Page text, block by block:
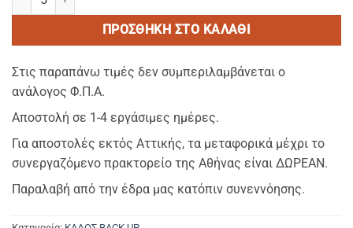
ΠΡΟΣΘΉΚΗ ΣΤΟ ΚΑΛΆΘΙ
Στις παραπάνω τιμές δεν συμπεριλαμβάνεται ο
ανάλογος Φ.Π.Α.
Αποστολή σε 1-4 εργάσιμες ημέρες.
Για αποστολές εκτός Αττικής, τα μεταφορικά μέχρι το
συνεργαζόμενο πρακτορείο της Αθήνας είναι ΔΩΡΕΑΝ.
Παραλαβή από την έδρα μας κατόπιν συνεννόησης.